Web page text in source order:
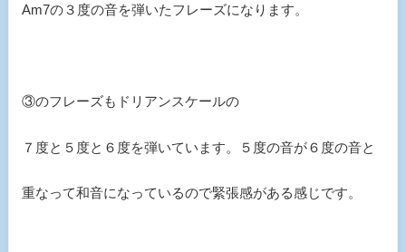
Am7の３度の音を弾いたフレーズになります。
③のフレーズもドリアンスケールの
７度と５度と６度を弾いています。５度の音が６度の音と
重なって和音になっているので緊張感がある感じです。